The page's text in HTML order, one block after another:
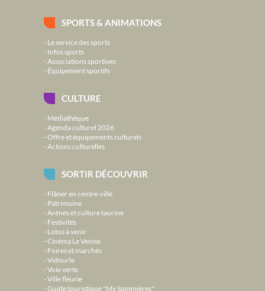
SPORTS & ANIMATIONS
Le service des sports
Infos sports
Associations sportives
Équipement sportifs
CULTURE
Médiathèque
Agenda culturel 2026
Offre et équipements culturels
Actions culturelles
SORTIR DÉCOUVRIR
Flâner en centre-ville
Patrimoine
Arènes et culture taurine
Festivités
Lotos à venir
Cinéma Le Venise
Foires et marchés
Vidourle
Voie verte
Ville fleurie
Guide touristique "My Sommières"